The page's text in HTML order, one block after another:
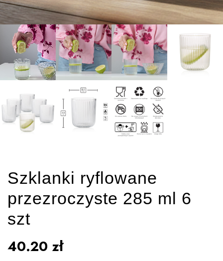
Szklanki ryflowane
przezroczyste 285 ml 6
szt
40.20 zł